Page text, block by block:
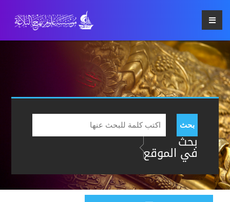
بحث
بحث
في الموقع